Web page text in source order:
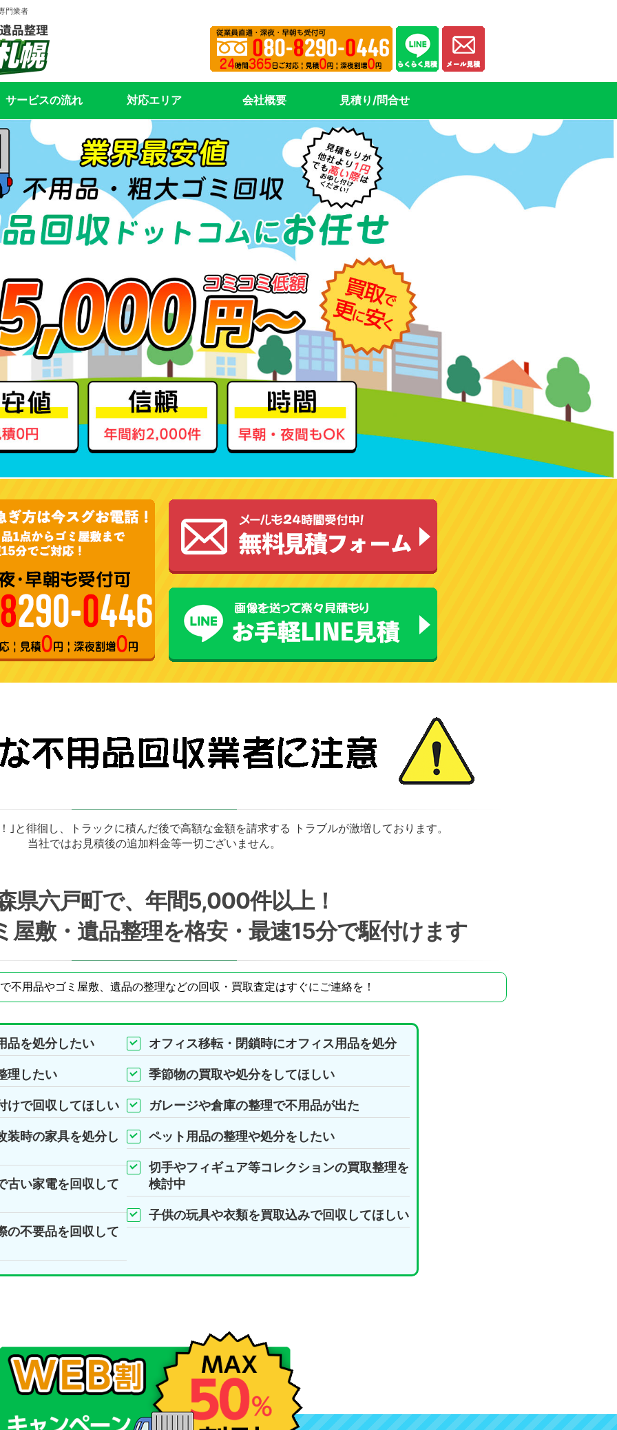
門業者
サービスの流れ 対応エリア 会社概要 見積り/問合せ
｣と徘徊し、トラックに積んだ後で高額な金額を請求する トラブルが激増しております。
当社ではお見積後の追加料金等一切ございません。
県六戸町で、年間5,000件以上！
屋敷・遺品整理を格安・最速15分で駆付けます
不用品やゴミ屋敷、遺品の整理などの回収・買取査定はすぐにご連絡を！
品を処分したい
理したい
けで回収してほしい
装時の家具を処分し
古い家電を回収して
の不要品を回収して
オフィス移転・閉鎖時にオフィス用品を処分
季節物の買取や処分をしてほしい
ガレージや倉庫の整理で不用品が出た
ペット用品の整理や処分をしたい
切手やフィギュア等コレクションの買取整理を
検討中
子供の玩具や衣類を買取込みで回収してほしい